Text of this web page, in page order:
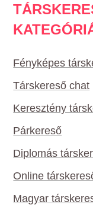
Fényképes
Társkereső chat
Keresztény
Párkereső
Diplomás
Online
Magyar